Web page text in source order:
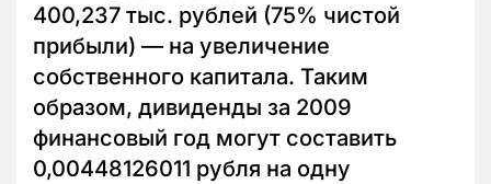
400,237 тыс. рублей (75% чистой
прибыли) — на увеличение
собственного капитала. Таким
образом, дивиденды за 2009
финансовый год могут составить
0,00448126011 рубля на одну